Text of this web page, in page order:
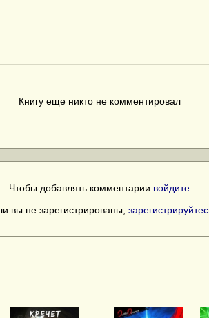
Книгу еще никто не комментировал
Чтобы добавлять комментарии войдите
вы не зарегистрированы,